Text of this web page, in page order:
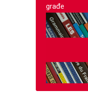
građe